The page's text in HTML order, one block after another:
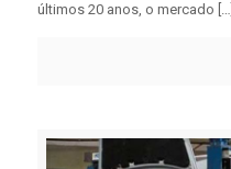
últimos 20 anos, o mercado […]